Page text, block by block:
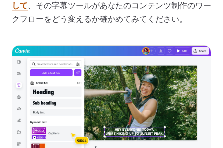
して、その字幕ツールがあなたのコンテンツ制作のワー
クフローをどう変えるか確かめてみてください。